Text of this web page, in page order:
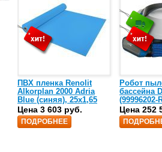
ПВХ пленка Renolit
Alkorplan 2000 Adria
Blue (синяя), 25х1,65
(35216203)
Цена 3 603 руб.
ПОДРОБНЕЕ
Робот
бассейна
(99996202-
Цена 252